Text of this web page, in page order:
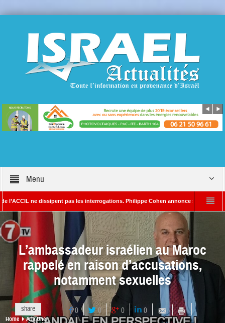
Menu
ne dissipent pas les interrogations. Philippe Cohen annonce se réserver le droit
en chef d’Israël Actualités L’Iran menace de frapper Tel-Aviv si
L’ambassadeur israélien au Maroc
rappelé en raison d’accusations,
notamment sexuelles
share 0 0 0 0
Home A la Une